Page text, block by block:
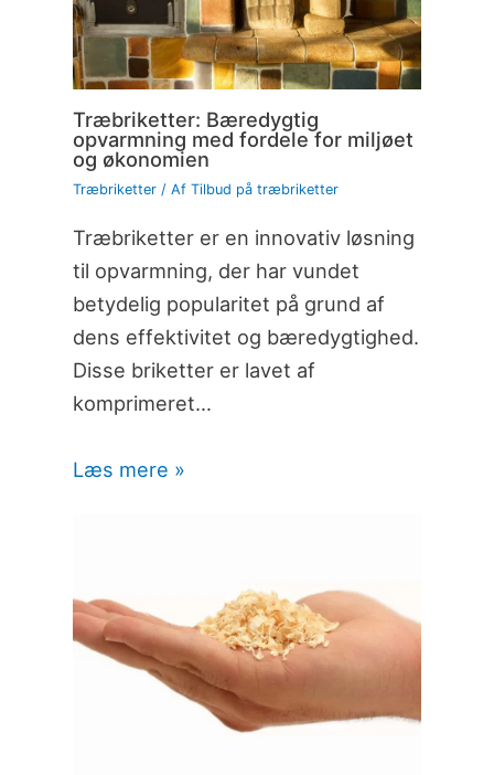
Træbriketter: Bæredygtig
opvarmning med fordele for miljøet
og økonomien
Træbriketter/ Af Tilbud på træbriketter
Træbriketter er en innovativ løsning
til opvarmning, der har vundet
betydelig popularitet på grund af
dens effektivitet og bæredygtighed.
Disse briketter er lavet af
komprimeret…
Læs mere »